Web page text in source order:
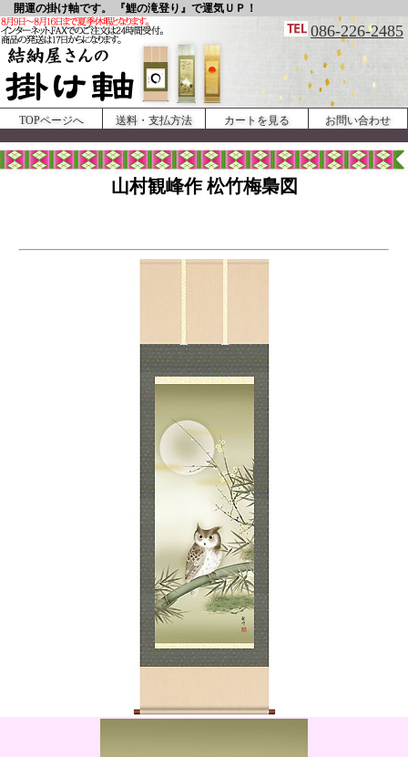
開運の掛け軸です。 『鯉の滝登り』で運気ＵＰ！
086-226-2485
TOPページへ 送料・支払方法 カートを見る お問い合わせ
山村観峰作 松竹梅梟図